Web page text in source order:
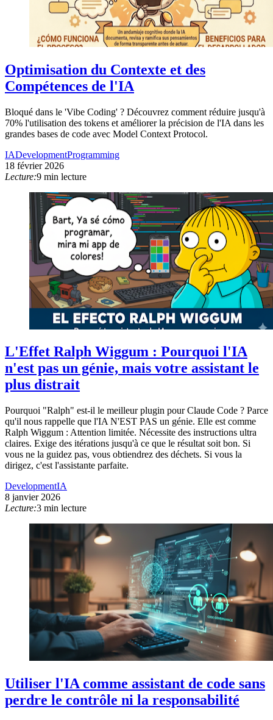
Optimisation du Contexte et des
Compétences de l'IA
Bloqué dans le 'Vibe Coding' ? Découvrez comment réduire jusqu'à
70% l'utilisation des tokens et améliorer la précision de l'IA dans les
grandes bases de code avec Model Context Protocol.
IADevelopmentProgramming
18 février 2026
Lecture:9 min lecture
L'Effet Ralph Wiggum : Pourquoi l'IA
n'est pas un génie, mais votre assistant le
plus distrait
Pourquoi "Ralph" est-il le meilleur plugin pour Claude Code ? Parce
qu'il nous rappelle que l'IA N'EST PAS un génie. Elle est comme
Ralph Wiggum : Attention limitée. Nécessite des instructions ultra
claires. Exige des itérations jusqu'à ce que le résultat soit bon. Si
vous ne la guidez pas, vous obtiendrez des déchets. Si vous la
dirigez, c'est l'assistante parfaite.
DevelopmentIA
8 janvier 2026
Lecture:3 min lecture
Utiliser l'IA comme assistant de code sans
perdre le contrôle ni la responsabilité